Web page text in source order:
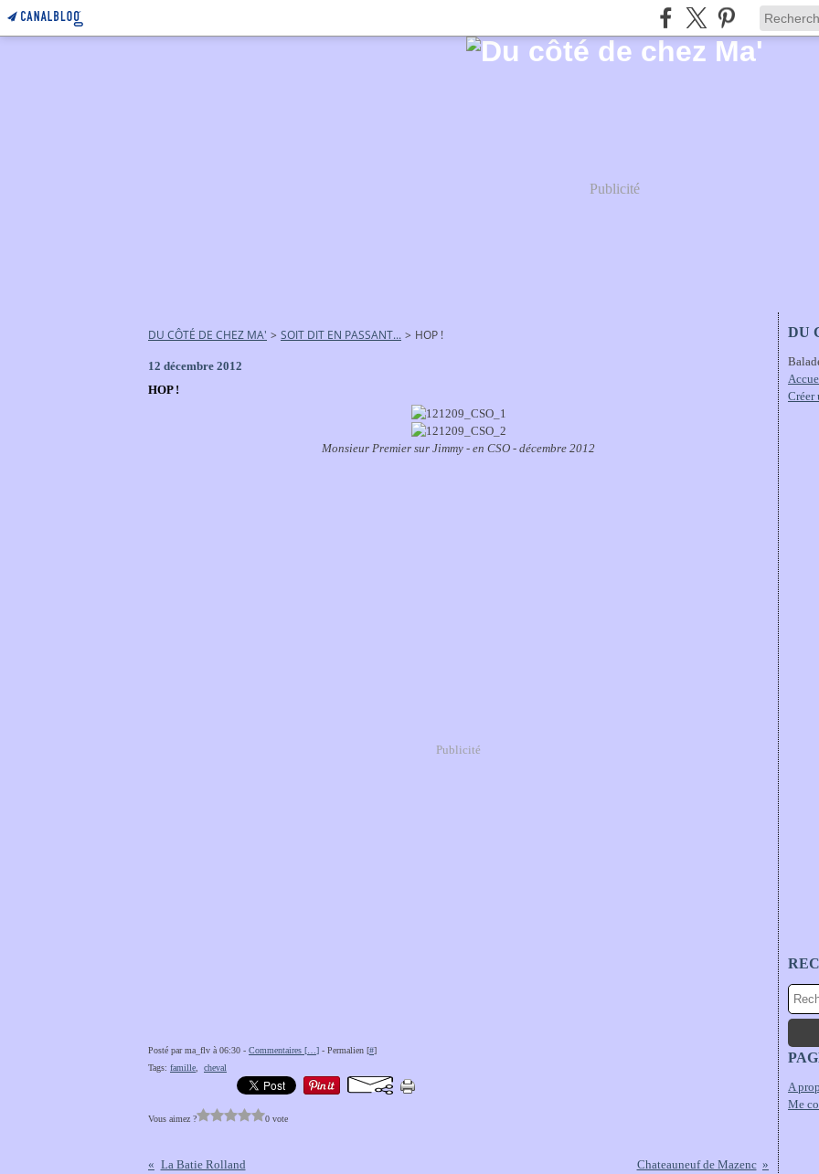
Publicité
DU CÔTÉ DE CHEZ MA' > SOIT DIT EN PASSANT... > HOP !
12 décembre 2012
HOP !
Monsieur Premier sur Jimmy - en CSO - décembre 2012
Publicité
Posté par ma_flv à 06:30 - Commentaires [ ] - Permalien [#]
Tags: famille cheval
Vous aimez ? 0 vote
La Batie Rolland Chateauneuf de Mazenc
DU
Créer
A
Me